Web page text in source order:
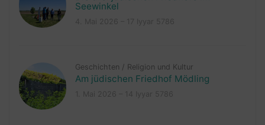
Seewinkel
Geschichten / Religion und Kultur
Am jüdischen Friedhof Mödling